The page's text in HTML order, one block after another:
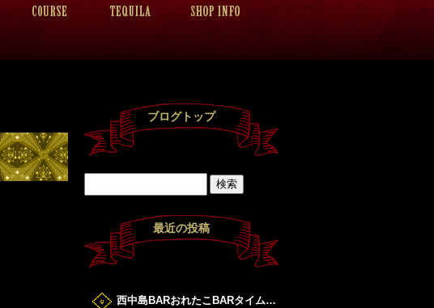
ブログトップ
最近の投稿
西中島BARおれたこBARタイムすたーと！